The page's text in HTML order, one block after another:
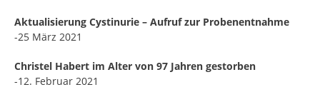
Aktualisierung Cystinurie – Aufruf zur Probenentnahme
-25 März 2021
Christel Habert im Alter von 97 Jahren gestorben
-12. Februar 2021